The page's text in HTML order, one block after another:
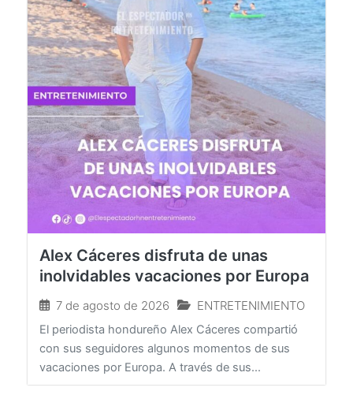
Alex Cáceres disfruta de unas
7 de agosto de 2026 ENTRETENIMIENTO
El periodista hondureño Alex Cáceres compartió
con sus seguidores algunos momentos de sus
vacaciones por Europa. A través de sus...